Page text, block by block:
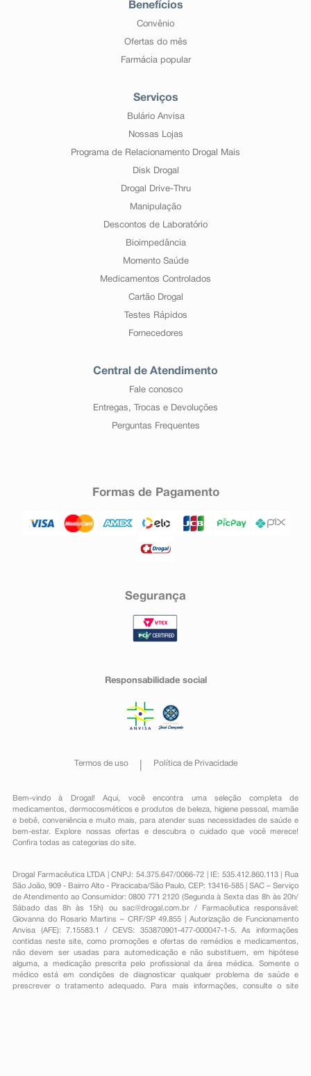
Benefícios
Convênio
Ofertas do mês
Farmácia popular
Serviços
Bulário Anvisa
Nossas Lojas
Programa de Relacionamento Drogal Mais
Disk Drogal
Drogal Drive-Thru
Manipulação
Descontos de Laboratório
Bioimpedância
Momento Saúde
Medicamentos Controlados
Cartão Drogal
Testes Rápidos
Fornecedores
Central de Atendimento
Fale conosco
Entregas, Trocas e Devoluções
Perguntas Frequentes
Formas de Pagamento
Segurança
Responsabilidade social
Termos de uso Política de Privacidade
Bem-vindo à Drogal! Aqui, você encontra uma seleção completa de
medicamentos , dermocosméticos e produtos de beleza, higiene pessoal ,mamãe
e bebê, conveniênciae muito mais, para atender suas necessidades de saúde e
bem-estar. Explore nossas ofertas e descubra o cuidado que você merece!
Confira todas as categorias do site.
Drogal Farmacêutica LTDA | CNPJ: 54.375.647/0066-72 | IE: 535.412.860.113 | Rua
São João, 909 - Bairro Alto - Piracicaba/São Paulo, CEP: 13416-585 | SAC – Serviço
de Atendimento ao Consumidor: 0800 771 2120 (Segunda à Sexta das 8h às 20h/
Sábado das 8h às 15h) ou sac@drogal.com.br/ Farmacêutica responsável:
Giovanna do Rosario Martins – CRF/SP 49.855 | Autorização de Funcionamento
Anvisa (AFE): 7.15583.1 / CEVS: 353870901-477-000047-1-5. As informações
contidas neste site, como promoções e ofertas de remédios e medicamentos,
não devem ser usadas para automedicação e não substituem, em hipótese
alguma, a medicação prescrita pelo profissional da área médica. Somente o
médico está em condições de diagnosticar qualquer problema de saúde e
prescrever o tratamento adequado. Para mais informações, consulte o site